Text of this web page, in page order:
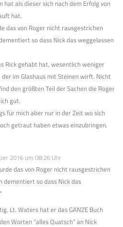
hat als dieser sich nach dem Erfolg von
hat.
das von Roger nicht rausgestrichen
so dass Nick das weggelassen
Rick gehabt hat, wesentlich weniger
im Glashaus mit Steinen wirft. Nicht
den größten Teil der Sachen die Roger
gut.
für mich aber nur in der Zeit wo sich
getraut haben etwas einzubringen.
2016 um 08:26 Uhr
das von Roger nicht rausgestrichen
dementiert so dass Nick das
Lt. Waters hat er das GANZE Buch
Worten “alles Quatsch” an Nick